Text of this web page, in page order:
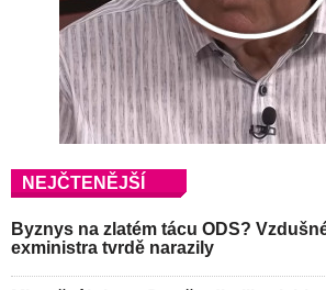
NEJČTENĚJŠÍ
Byznys na zlatém tácu ODS?
exministra tvrdě narazily